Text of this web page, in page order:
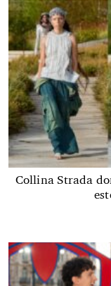
Collina Strada